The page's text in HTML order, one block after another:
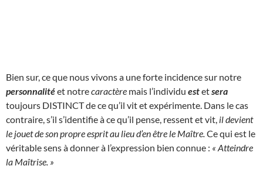
Bien sur, ce que nous vivons a une forte incidence sur notre
personnalitéet notrecaractère mais l’individu estetsera
toujours DISTINCT de ce qu’il vit et expérimente. Dans le cas
contraire, s’il s’identifie à ce qu’il pense, ressent et vit, il devient
le jouet de son propre esprit au lieu d’en être le Maître. Ce qui est le
véritable sens à donner à l’expression bien connue : « Atteindre
la Maîtrise. »